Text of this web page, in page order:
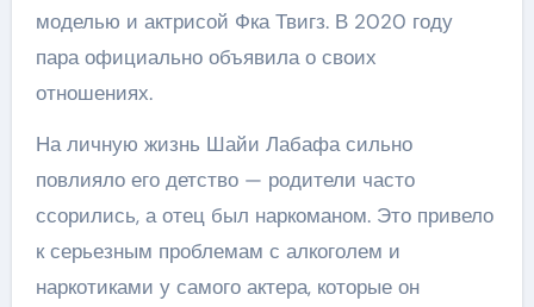
моделью и актрисой Фка Твигз. В 2020 году
пара официально объявила о своих
отношениях.
На личную жизнь Шайи Лабафа сильно
повлияло его детство — родители часто
ссорились, а отец был наркоманом. Это привело
к серьезным проблемам с алкоголем и
наркотиками у самого актера, которые он